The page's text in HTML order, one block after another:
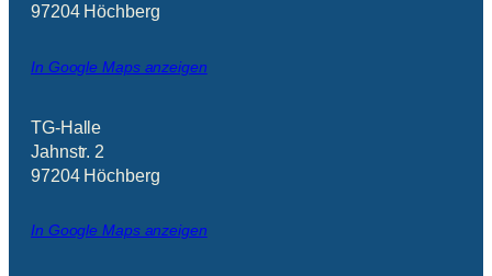
97204 Höchberg
In Google Maps anzeigen
TG-Halle
Jahnstr. 2
97204 Höchberg
In Google Maps anzeigen